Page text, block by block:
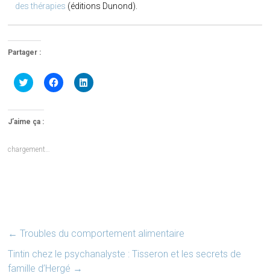
des thérapies (éditions Dunond).
Partager :
Cliquez
pour
Twitter(ouvre
dans
une
Cliquez
pour
Cliquez
pour
J’aime ça :
chargement…
← Troubles du comportement alimentaire
Tintin chez le psychanalyste : Tisseron et les secrets de
famille d’Hergé →